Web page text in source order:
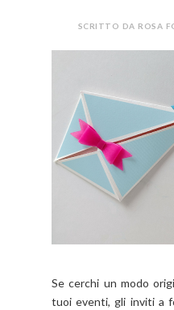
SCRITTO DA ROSA
Se cerchi un modo
tuoi eventi, gli inviti a